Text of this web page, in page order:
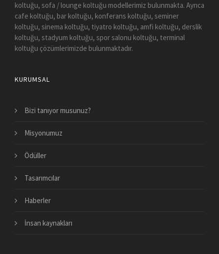
koltuğu, sofa / lounge koltuğu modellerimiz bulunmakta. Ayrıca
cafe koltuğu, bar koltuğu, konferans koltuğu, seminer
koltuğu, sinema koltuğu, tiyatro koltuğu, amfi koltuğu, derslik
koltuğu, stadyum koltuğu, spor salonu koltuğu, terminal
koltuğu çözümlerimizde bulunmaktadır.
KURUMSAL
Bizi tanıyor musunuz?
Misyonumuz
Ödüller
Tasarımcılar
Haberler
İnsan kaynakları